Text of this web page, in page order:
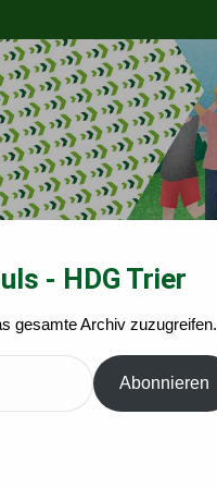
Leichte Wege Idee
- HDG Trier
gesamte Archiv zuzugreifen.
Abonnieren